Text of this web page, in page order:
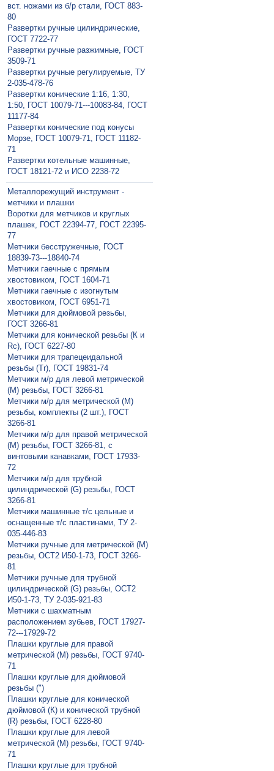
вст. ножами из б/р стали, ГОСТ 883-
80
Рaзвертки ручныe цилиндрические,
ГОСТ 7722-77
Рaзвертки ручные разжимные, ГОСТ
3509-71
Рaзвертки ручные регулируемые, ТУ
2-035-478-76
Развертки конические 1:16, 1:30,
1:50, ГОСТ 10079-71---10083-84, ГОСТ
11177-84
Развертки конические под конусы
Морзе, ГОСТ 10079-71, ГОСТ 11182-
71
Развертки котельные машинные,
ГОСТ 18121-72 и ИСО 2238-72
Металлорежущий инструмент -
метчики и плашки
Воротки для метчиков и круглых
плашек, ГОСТ 22394-77, ГОСТ 22395-
77
Метчики бесстружечные, ГОСТ
18839-73---18840-74
Метчики гaечные с прямым
хвостовиком, ГОСТ 1604-71
Метчики гаечные с изогнутым
хвостовиком, ГОСТ 6951-71
Метчики для дюймовой резьбы,
ГОСТ 3266-81
Метчики для конической резьбы (К и
Rc), ГОСТ 6227-80
Метчики для трапецеидальной
резьбы (Tr), ГОСТ 19831-74
Метчики м/р для левой метрической
(М) резьбы, ГОСТ 3266-81
Метчики м/р для метрической (М)
резьбы, комплекты (2 шт.), ГОСТ
3266-81
Метчики м/р для правой метрической
(М) резьбы, ГОСТ 3266-81, с
винтовыми канавками, ГОСТ 17933-
72
Метчики м/р для трубной
цилиндрической (G) резьбы, ГОСТ
3266-81
Метчики машинные т/с цельные и
оснащенные т/с пластинами, ТУ 2-
035-446-83
Метчики ручные для метрической (М)
резьбы, ОСТ2 И50-1-73, ГОСТ 3266-
81
Метчики ручные для трубной
цилиндрической (G) резьбы, ОСТ2
И50-1-73, ТУ 2-035-921-83
Метчики с шахматным
расположением зубьев, ГОСТ 17927-
72---17929-72
Плaшки круглые для правой
метрической (М) резьбы, ГОСТ 9740-
71
Плашки круглые для дюймовой
резьбы (")
Плашки круглые для конической
дюймовой (К) и конической трубной
(R) резьбы, ГОСТ 6228-80
Плашки круглые для левой
метрической (М) резьбы, ГОСТ 9740-
71
Плашки круглые для трубной